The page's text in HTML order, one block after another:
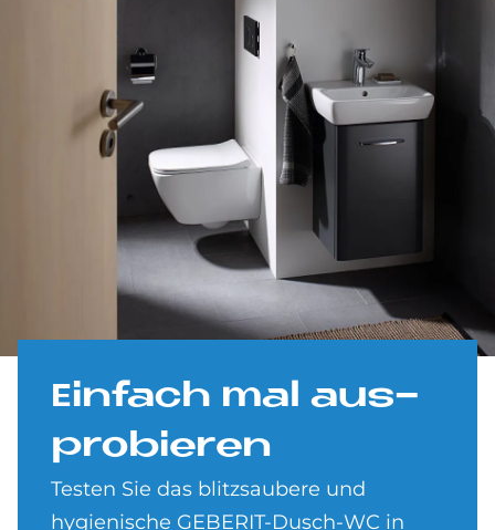
Ein­fach mal aus­
pro­bie­ren
Testen Sie das blitzsaubere und
hygienische GEBERIT-Dusch-WC in